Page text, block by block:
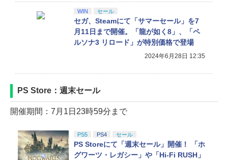
WIN セール
セガ、Steamにて「サマーセール」を7
月11日まで開催。「龍が如く8」、「ペ
ルソナ3 リロード」が特別価格で登場
2024年6月28日 12:35
PS Store：週末セール
開催期間：7月1日23時59分まで
PS5 PS4 セール
PS Storeにて「週末セール」開催！ 「ホ
グワーツ・レガシー」や「Hi-Fi RUSH」